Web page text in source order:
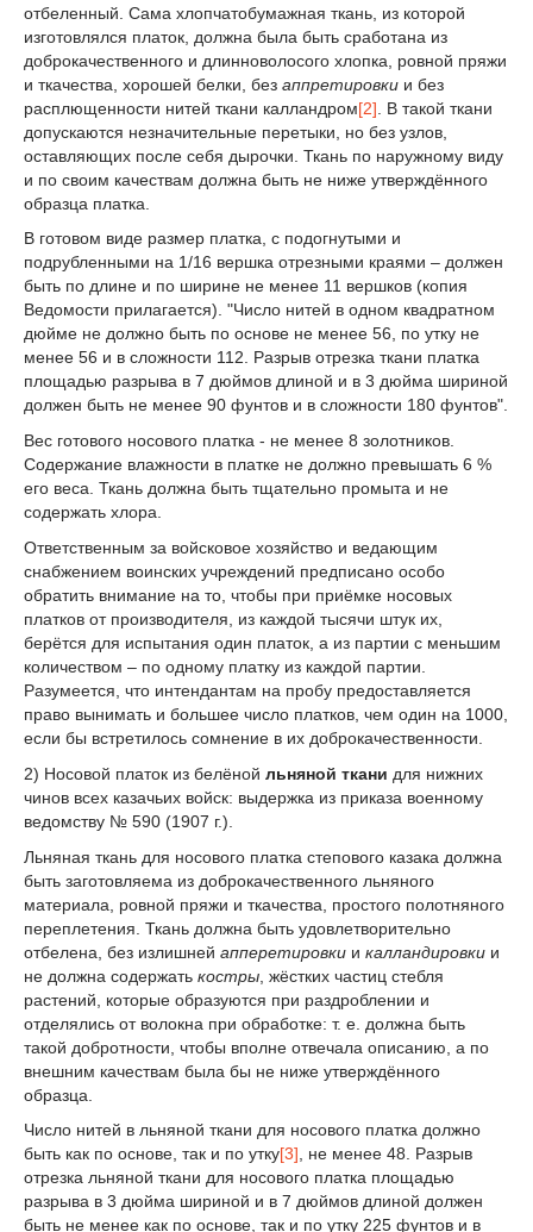
отбеленный. Сама хлопчатобумажная ткань, из которой
изготовлялся платок, должна была быть сработана из
доброкачественного и длинноволосого хлопка, ровной пряжи
и ткачества, хорошей белки, без аппретировки и без
расплющенности нитей ткани калландром[2] . В такой ткани
допускаются незначительные перетыки, но без узлов,
оставляющих после себя дырочки. Ткань по наружному виду
и по своим качествам должна быть не ниже утверждённого
образца платка.
В готовом виде размер платка, с подогнутыми и
подрубленными на 1/16 вершка отрезными краями – должен
быть по длине и по ширине не менее 11 вершков (копия
Ведомости прилагается). "Число нитей в одном квадратном
дюйме не должно быть по основе не менее 56, по утку не
менее 56 и в сложности 112. Разрыв отрезка ткани платка
площадью разрыва в 7 дюймов длиной и в 3 дюйма шириной
должен быть не менее 90 фунтов и в сложности 180 фунтов".
Вес готового носового платка - не менее 8 золотников.
Содержание влажности в платке не должно превышать 6 %
его веса. Ткань должна быть тщательно промыта и не
содержать хлора.
Ответственным за войсковое хозяйство и ведающим
снабжением воинских учреждений предписано особо
обратить внимание на то, чтобы при приёмке носовых
платков от производителя, из каждой тысячи штук их,
берётся для испытания один платок, а из партии с меньшим
количеством – по одному платку из каждой партии.
Разумеется, что интендантам на пробу предоставляется
право вынимать и большее число платков, чем один на 1000,
если бы встретилось сомнение в их доброкачественности.
2) Носовой платок из белёной льняной ткани для нижних
чинов всех казачьих войск: выдержка из приказа военному
ведомству № 590 (1907 г.).
Льняная ткань для носового платка степового казака должна
быть заготовляема из доброкачественного льняного
материала, ровной пряжи и ткачества, простого полотняного
переплетения. Ткань должна быть удовлетворительно
отбелена, без излишней апперетировки и калландировки и
не должна содержать костры , жёстких частиц стебля
растений, которые образуются при раздроблении и
отделялись от волокна при обработке: т. е. должна быть
такой добротности, чтобы вполне отвечала описанию, а по
внешним качествам была бы не ниже утверждённого
образца.
Число нитей в льняной ткани для носового платка должно
быть как по основе, так и по утку[3], не менее 48. Разрыв
отрезка льняной ткани для носового платка площадью
разрыва в 3 дюйма шириной и в 7 дюймов длиной должен
быть не менее как по основе, так и по утку 225 фунтов и в